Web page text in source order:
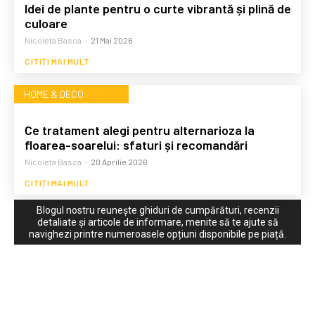
Idei de plante pentru o curte vibrantă și plină de
culoare
Nicoleta Basca - 21 Mai 2026
CITIȚI MAI MULT
HOME & DECO
Ce tratament alegi pentru alternarioza la
floarea-soarelui: sfaturi și recomandări
Nicoleta Basca - 20 Aprilie 2026
CITIȚI MAI MULT
Blogul nostru reunește ghiduri de cumpărături, recenzii
detaliate și articole de informare, menite să te ajute să
navighezi printre numeroasele opțiuni disponibile pe piață.